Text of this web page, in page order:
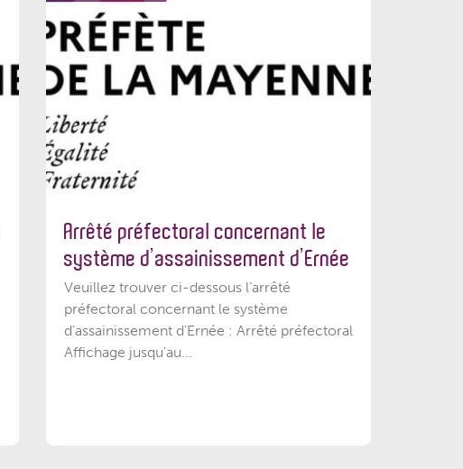
Arrêté préfectoral concernant le
système d’assainissement d’Ernée
Veuillez trouver ci-dessous l’arrêté
préfectoral concernant le système
d'assainissement d'Ernée : Arrêté préfectoral
Affichage jusqu'au...